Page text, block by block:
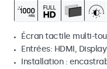
Écran tactile multi-
Entrées: HDMI,
Installation :